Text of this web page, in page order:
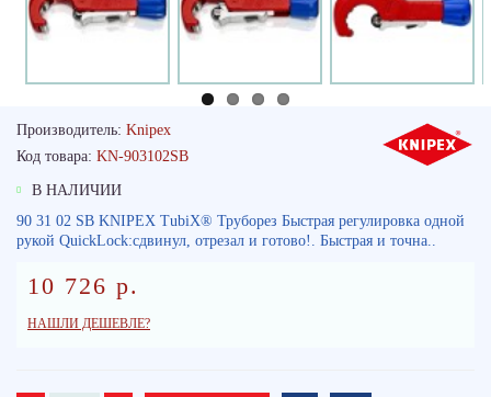
Производитель: Knipex
Код товара: KN-903102SB
В НАЛИЧИИ
90 31 02 SB KNIPEX TubiX® Труборез Быстрая регулировка одной
рукой QuickLock:сдвинул, отрезал и готово!. Быстрая и точна..
10 726 р.
НАШЛИ ДЕШЕВЛЕ?